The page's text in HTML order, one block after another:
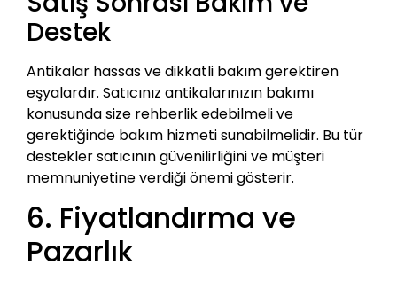
Destek
Antikalar hassas ve dikkatli bakım gerektiren
eşyalardır. Satıcınız antikalarınızın bakımı
konusunda size rehberlik edebilmeli ve
gerektiğinde bakım hizmeti sunabilmelidir. Bu tür
destekler satıcının güvenilirliğini ve müşteri
memnuniyetine verdiği önemi gösterir.
6. Fiyatlandırma ve
Pazarlık